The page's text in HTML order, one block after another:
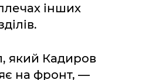
інших
який Кадиров
на фронт, —